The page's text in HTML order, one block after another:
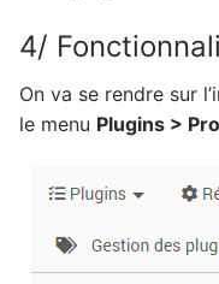
4/
On va se rendre sur
le menu Plugins >